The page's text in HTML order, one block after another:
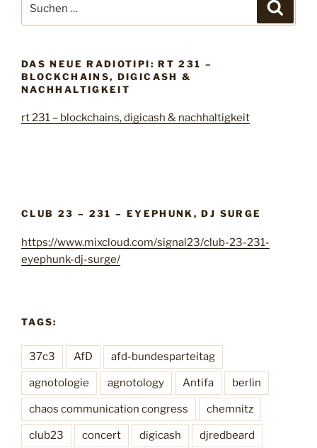
–
u
e
e
&
“
e
n
a
c
DAS NEUE RADIOTIPI: RT 231 –
BLOCKCHAINS, DIGICASH &
NACHHALTIGKEIT
rt 231 – blockchains, digicash & nachhaltigkeit
CLUB 23 – 231 – EYEPHUNK, DJ SURGE
https://www.mixcloud.com/signal23/club-23-231-
eyephunk-dj-surge/
TAGS:
37c3 AfD afd-bundesparteitag
agnotologie agnotology Antifa berlin
chaos communication congress chemnitz
club23 concert digicash djredbeard